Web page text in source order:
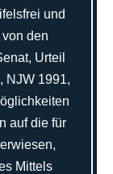
und
den
Urteil
NJW 1991,
auf die für
Mittels